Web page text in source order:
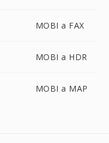
MOBI a FAX
MOBI a HDR
MOBI a MAP